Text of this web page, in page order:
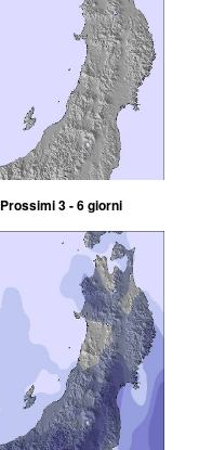
Prossimi 3 - 6 giorni